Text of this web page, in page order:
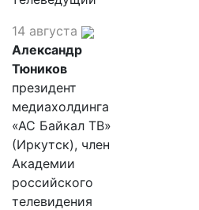
14 августа
Александр
Тюников
президент
медиахолдинга
«АС Байкал ТВ»
(Иркутск), член
Академии
российского
телевидения